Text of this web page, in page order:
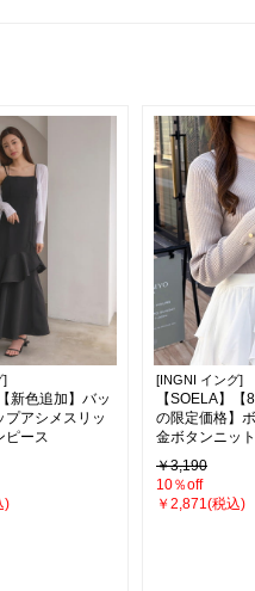
]
新色追加】バッ
プアシメスリッ
ピース
)
[INGNI イング]
【SOELA】
の限定価格】
金ボタンニット
￥3,190
10％off
￥2,871(税込)